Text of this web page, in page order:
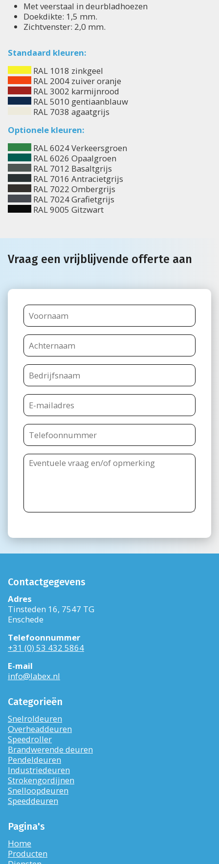
Met veerstaal in deurbladhoezen
Doekdikte: 1,5 mm.
Zichtvenster: 2,0 mm.
Standaard kleuren:
RAL 1018 zinkgeel
RAL 2004 zuiver oranje
RAL 3002 karmijnrood
RAL 5010 gentiaanblauw
RAL 7038 agaatgrijs
Optionele kleuren:
RAL 6024 Verkeersgroen
RAL 6026 Opaalgroen
RAL 7012 Basaltgrijs
RAL 7016 Antracietgrijs
RAL 7022 Ombergrijs
RAL 7024 Grafietgrijs
RAL 9005 Gitzwart
Vraag een vrijblijvende offerte aan
Contactgegevens
Adres
Tinsteden 16, 7547 TG
Enschede
Telefoonnummer
+31 (0) 53 432 5864
E-mail
info@labex.nl
Categorieën
Snelroldeuren
Overheaddeuren
Speedroller
Brandwerende deuren
Pendeldeuren
Industriedeuren
Strokengordijnen
Snelloopdeuren
Speeddeuren
Pagina's
Home
Producten